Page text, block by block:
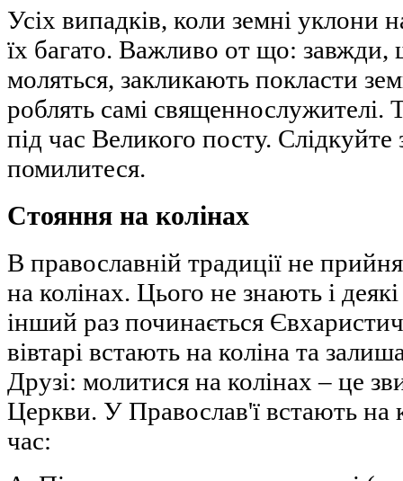
Усіх випадків, коли земні уклони
їх багато. Важливо от що:
моляться, закликають покласти
роблять самі священнослужителі.
під час Великого посту.
помилитеся.
Стояння на колінах
В православній традиції не
на колінах. Цього не знають і
інший раз починається
вівтарі встають на коліна та
Друзі: молитися на колінах – це
Церкви. У Православ'ї встають на
час: